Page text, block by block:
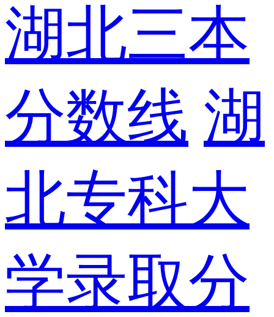
湖北三本
分数线 湖
北专科大
学录取分